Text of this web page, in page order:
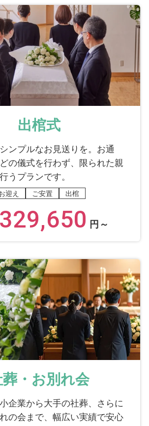
出棺式
ンプルなお見送りを。お通
の儀式を行わず、限られた親
うプランです。
迎え ご安置 出棺
329,650 円～
・お別れ会
企業から大手の社葬、さらに
の会まで、幅広い実績で安心